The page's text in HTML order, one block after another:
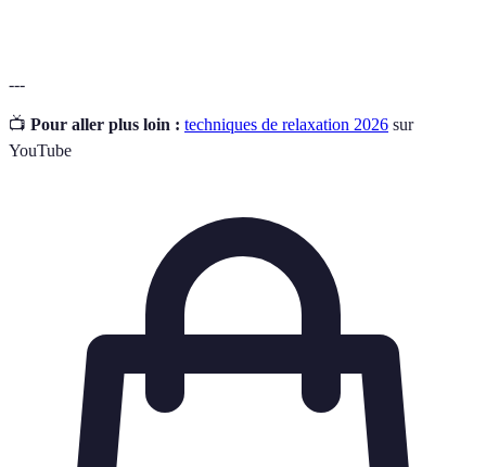
---
📺 Pour aller plus loin : techniques de relaxation 2026 sur
YouTube